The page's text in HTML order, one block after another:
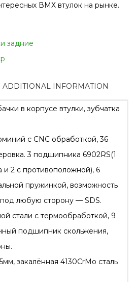
ВМХ втулок на рынке.
задние
ADDITIONAL INFORMATION
в корпусе втулки, зубчатка
с CNC обработкой, 36
3 подшипника 6902RS(1
и 2 с противоположной), 6
пружинкой, возможность
любую сторону — SDS.
стали с термообработкой, 9
подшипник скольжения,
закалённая 4130CrMo сталь